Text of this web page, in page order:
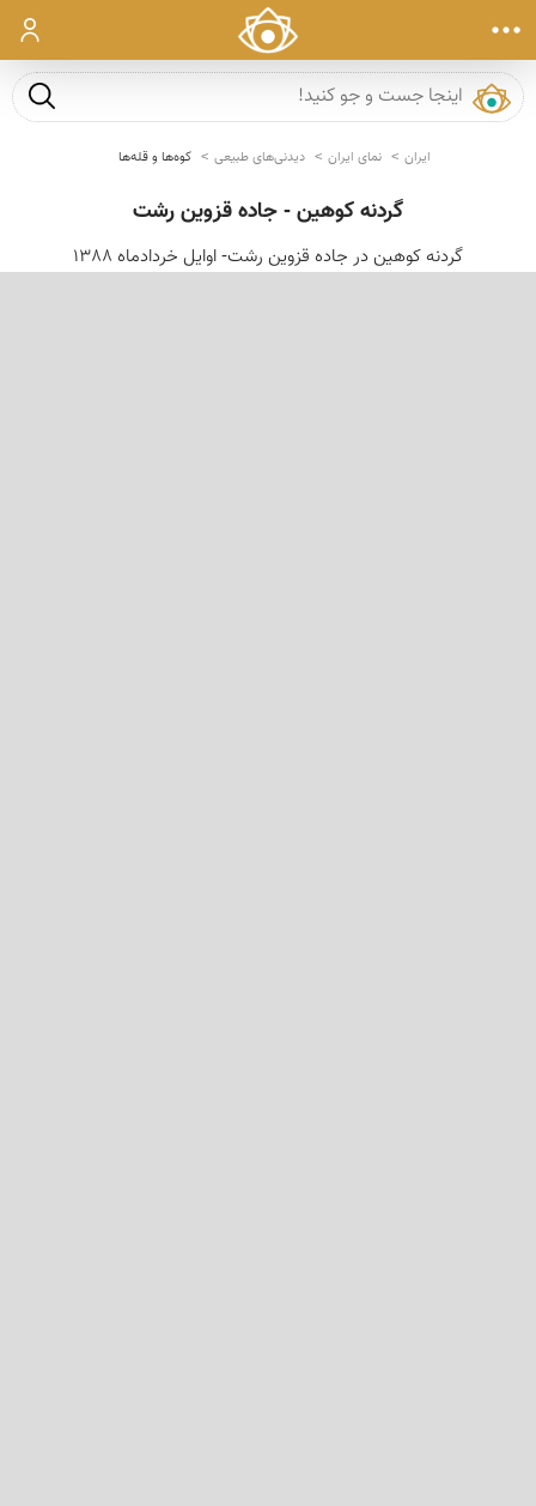
ورود
جست و
ایران نمای ایران دیدنی‌های طبیعی کوه‌ها و قله‌ها
گردنه کوهین - جاده قزوین رشت
گردنه کوهین در جاده قزوین رشت- اوایل خردادماه 1388